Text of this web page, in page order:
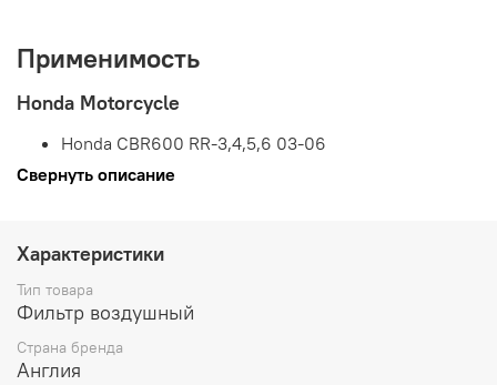
Применимость
Honda Motorcycle
Honda CBR600 RR-3,4,5,6 03-06
Свернуть описание
Характеристики
Тип товара
Фильтр воздушный
Страна бренда
Англия